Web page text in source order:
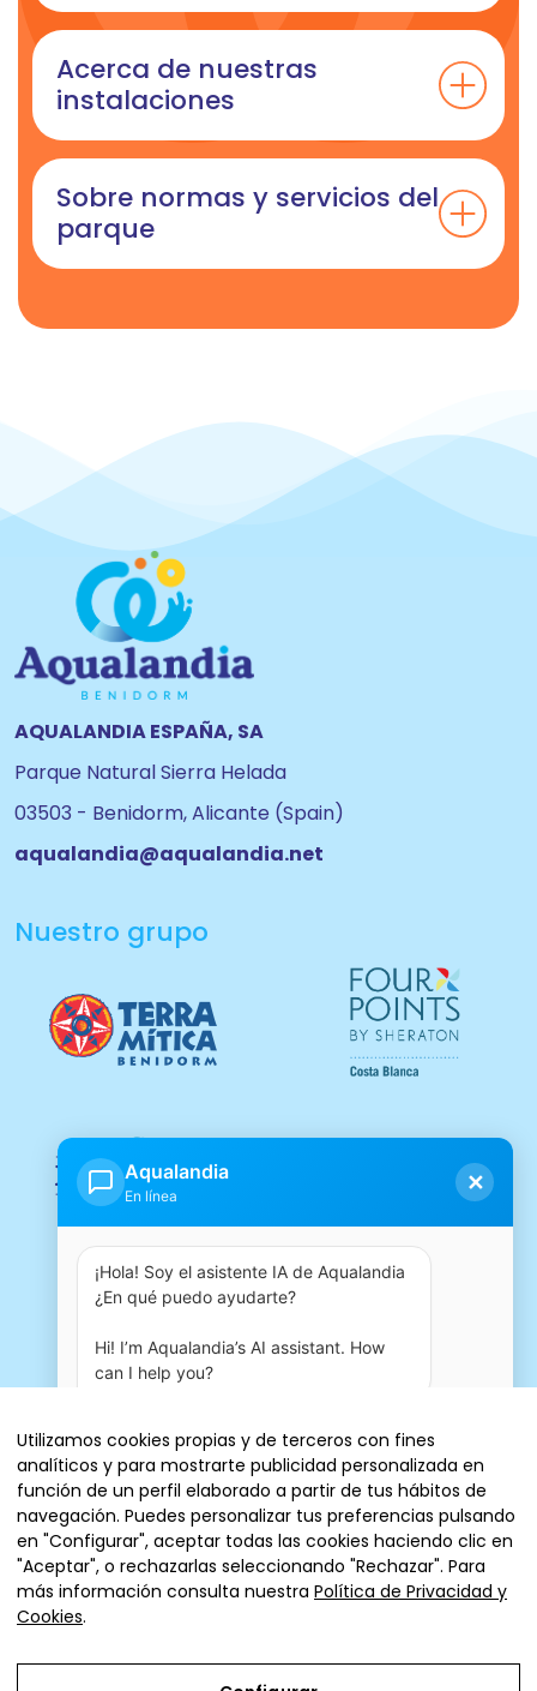
Acerca de nuestras
instalaciones
Sobre normas y servicios del
parque
AQUALANDIA ESPAÑA, SA
Parque Natural Sierra Helada
03503 - Benidorm, Alicante (Spain)
aqualandia@aqualandia.net
Nuestro grupo
Entradas
© 2026 AQUALANDIA ESPAÑA, SA
Condiciones generales
Aqualandia
En línea
✕
¡Hola! Soy el asistente IA de Aqualandia
¿En qué puedo ayudarte?
Hi! I’m Aqualandia’s AI assistant. How
can I help you?
Utilizamos cookies propias y de terceros con fines
analíticos y para mostrarte publicidad personalizada en
función de un perfil elaborado a partir de tus hábitos de
navegación. Puedes personalizar tus preferencias pulsando
en "Configurar", aceptar todas las cookies haciendo clic en
"Aceptar", o rechazarlas seleccionando "Rechazar". Para
más información consulta nuestra Política de Privacidad y
Cookies.